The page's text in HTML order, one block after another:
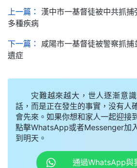
上一篇： 漢中市一基督徒被中共抓
多種疾病
下一篇： 咸陽市一基督徒被警察抓
遺症
灾難越來越大，世人逐漸意
話，而是正在發生的事實，没有人
會先來。如果你想和家人一起迎接
點擊WhatsApp或者Messenger加
到明天。
通過WhatsApp與